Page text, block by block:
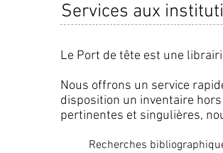
Services aux
Le Port de tête est une
Nous offrons un service
disposition un inventaire
pertinentes et singulières,
Recherches